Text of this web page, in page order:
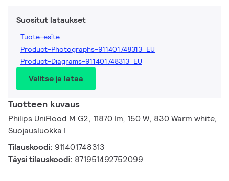
Suositut lataukset
Tuote-esite
Product-Photographs-911401748313_EU
Product-Diagrams-911401748313_EU
Valitse ja lataa
Tuotteen kuvaus
Philips UniFlood M G2, 11870 lm, 150 W, 830 Warm white,
Suojausluokka I
Tilauskoodi: 911401748313
Täysi tilauskoodi: 871951492752099